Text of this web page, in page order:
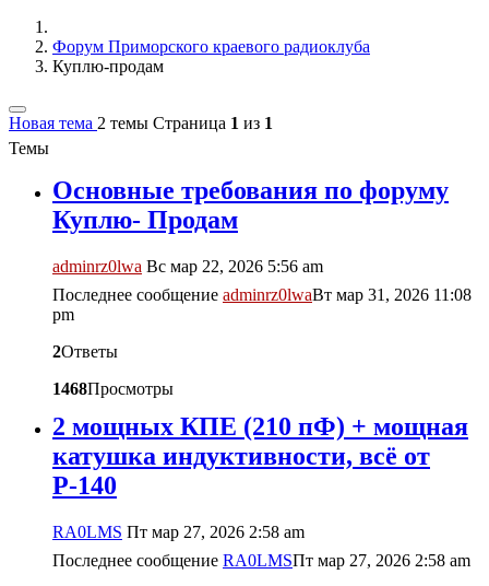
Форум Приморского краевого радиоклуба
Куплю-продам
Новая тема 2 темы Страница 1 из 1
Темы
Основные требования по форуму
Куплю- Продам
adminrz0lwa Вс мар 22, 2026 5:56 am
Последнее сообщение adminrz0lwaВт мар 31, 2026 11:08
pm
2Ответы
1468Просмотры
2 мощных КПЕ (210 пФ) + мощная
катушка индуктивности, всё от
Р-140
RA0LMS Пт мар 27, 2026 2:58 am
Последнее сообщение RA0LMSПт мар 27, 2026 2:58 am